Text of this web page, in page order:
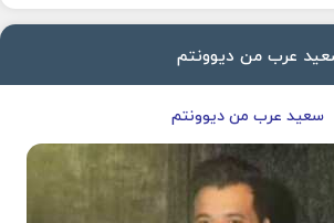
عرب من دیوونتم
سعید عرب من دیوونتم